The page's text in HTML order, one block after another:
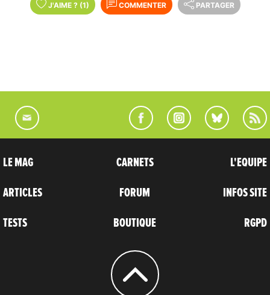
J'AIME ? (1) COMMENTER PARTAGER
LE MAG
ARTICLES
TESTS
CARNETS
FORUM
BOUTIQUE
L'EQUIPE
INFOS SITE
RGPD